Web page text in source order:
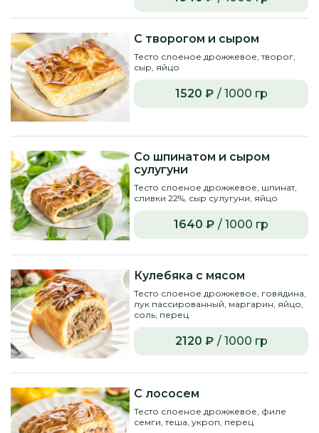
С творогом и сыром
Тесто слоеное дрожжевое, творог,
сыр, яйцо
1520 ₽ / 1000 гр
Со шпинатом и сыром
сулугуни
Тесто слоеное дрожжевое, шпинат,
сливки 22%, сыр сулугуни, яйцо
1640 ₽ / 1000 гр
Кулебяка с мясом
Тесто слоеное дрожжевое, говядина,
лук пассированный, маргарин, яйцо,
соль, перец
2120 ₽ / 1000 гр
С лососем
Тесто слоеное дрожжевое, филе
семги, теша, укроп, перец